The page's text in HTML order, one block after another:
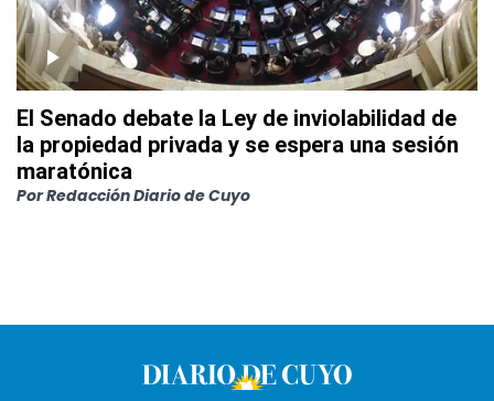
El Senado debate la Ley de inviolabilidad de
la propiedad privada y se espera una sesión
maratónica
PorRedacción Diario de Cuyo